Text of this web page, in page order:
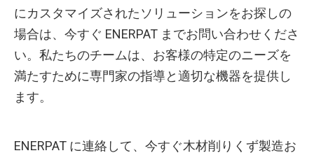
にカスタマイズされたソリューションをお探しの
場合は、今すぐ ENERPAT までお問い合わせくださ
い。私たちのチームは、お客様の特定のニーズを
満たすために専門家の指導と適切な機器を提供し
ます。
ENERPAT に連絡して、今すぐ木材削りくず製造お